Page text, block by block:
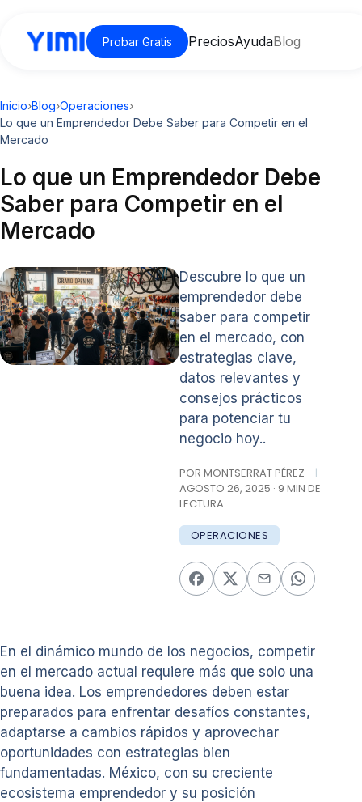
Probar Gratis PreciosAyudaBlog
Inicio›Blog›Operaciones›
Lo que un Emprendedor Debe Saber para Competir en el
Mercado
Lo que un Emprendedor Debe
Saber para Competir en el
Mercado
Descubre lo que un
emprendedor debe
saber para competir
en el mercado, con
estrategias clave,
datos relevantes y
consejos prácticos
para potenciar tu
negocio hoy..
POR MONTSERRAT PÉREZ
|
AGOSTO 26, 2025 · 9 MIN DE
LECTURA
OPERACIONES
En el dinámico mundo de los negocios, competir
en el mercado actual requiere más que solo una
buena idea. Los emprendedores deben estar
preparados para enfrentar desafíos constantes,
adaptarse a cambios rápidos y aprovechar
oportunidades con estrategias bien
fundamentadas. México, con su creciente
ecosistema emprendedor y su posición